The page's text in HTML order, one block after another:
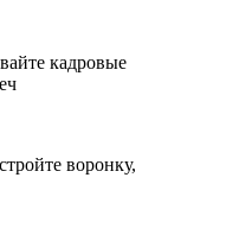
кадровые
воронку,